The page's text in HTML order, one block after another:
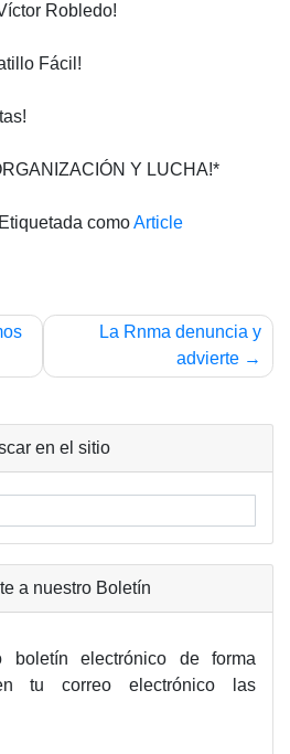
Robledo!
Fácil!
Y LUCHA!*
Etiquetada comoArticle
La Rnma denuncia y
advierte
en el sitio
a nuestro Boletín
boletín electrónico de forma
tu correo electrónico las